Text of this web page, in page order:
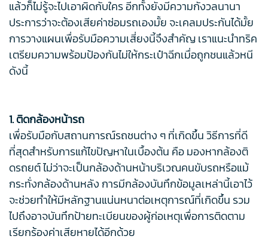
แล้วก็ไม่รู้จะไปเอาผิดกับใคร อีกทั้งยังมีความกังวลนานา
ประการว่าจะต้องเสียค่าซ่อมรถเองมั้ย จะเคลมประกันได้มั้ย
การวางแผนเพื่อรับมือความเสี่ยงนี้จึงสำคัญ เราแนะนำทริค
เตรียมความพร้อมป้องกันไม่ให้กระเป๋าฉีกเมื่อถูกชนแล้วหนี
ดังนี้
1. ติดกล้องหน้ารถ
เพื่อรับมือกับสถานการณ์รถชนต่าง ๆ ที่เกิดขึ้น วิธีการที่ดี
ที่สุดสำหรับการแก้ไขปัญหาในเบื้องต้น คือ มองหากล้องติ
ดรถยต์ ไม่ว่าจะเป็นกล้องด้านหน้าบริเวณคนขับรถหรือแม้
กระทั่งกล้องด้านหลัง การมีกล้องบันทึกข้อมูลเหล่านี้เอาไว้
จะช่วยทำให้มีหลักฐานแน่นหนาต่อเหตุการณ์ที่เกิดขึ้น รวม
ไปถึงอาจบันทึกป้ายทะเบียนของผู้ก่อเหตุเพื่อการติดตาม
เรียกร้องค่าเสียหายได้อีกด้วย